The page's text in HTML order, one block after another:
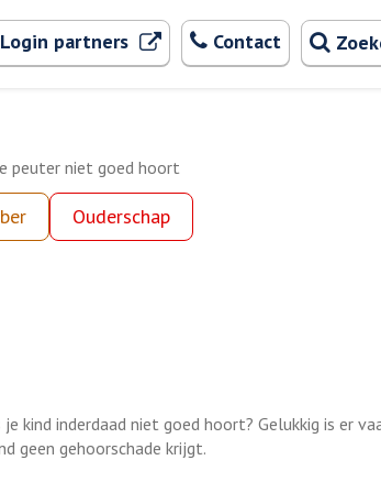
Login partners . Externe linkContact
Zoeken
peuter niet goed hoort
Ouderschap
kind inderdaad niet goed hoort? Gelukkig is er
geen gehoorschade krijgt.